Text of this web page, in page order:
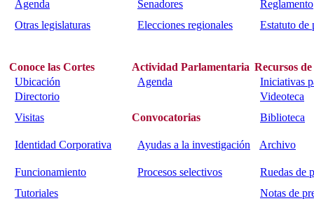
Agenda Senadores
Reglamento
Otras legislaturas
Elecciones regionales Estatuto de
Conoce las Cortes Actividad Parlamentaria Recursos
Ubicación
Agenda
Iniciativas
Directorio
Videoteca
Visitas
Convocatorias Biblioteca
Identidad Corporativa Ayudas a la investigación Archivo
Funcionamiento Procesos selectivos
Ruedas de
Tutoriales
Notas de